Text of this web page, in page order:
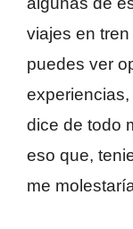
viajes en
puedes ver
dice de todo
eso que,
me